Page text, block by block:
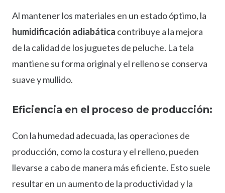
Al mantener los materiales en un estado óptimo, la
humidificación adiabática contribuye a la mejora
de la calidad de los juguetes de peluche. La tela
mantiene su forma original y el relleno se conserva
suave y mullido.
Eficiencia en el proceso de producción:
Con la humedad adecuada, las operaciones de
producción, como la costura y el relleno, pueden
llevarse a cabo de manera más eficiente. Esto suele
resultar en un aumento de la productividad y la